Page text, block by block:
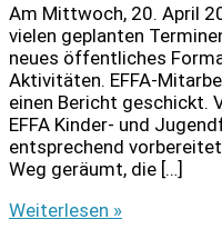
Am Mittwoch, 20. April
vielen geplanten
neues öffentliches
Aktivitäten. EFFA-
einen Bericht geschickt.
EFFA Kinder- und
entsprechend
Weg geräumt, die […]
Über
Weiterlesen »